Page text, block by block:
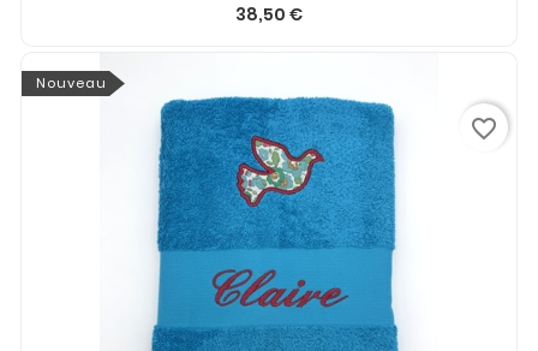
38,50 €
Nouveau
favorite_border